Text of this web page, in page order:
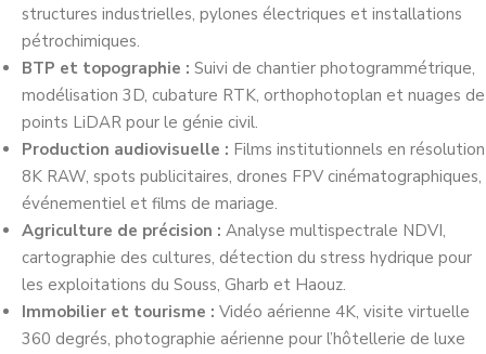
structures industrielles, pylones électriques et installations
pétrochimiques.
BTP et topographie : Suivi de chantier photogrammétrique,
modélisation 3D, cubature RTK, orthophotoplan et nuages de
points LiDAR pour le génie civil.
Production audiovisuelle : Films institutionnels en résolution
8K RAW, spots publicitaires, drones FPV cinématographiques,
événementiel et films de mariage.
Agriculture de précision : Analyse multispectrale NDVI,
cartographie des cultures, détection du stress hydrique pour
les exploitations du Souss, Gharb et Haouz.
Immobilier et tourisme : Vidéo aérienne 4K, visite virtuelle
360 degrés, photographie aérienne pour l’hôtellerie de luxe